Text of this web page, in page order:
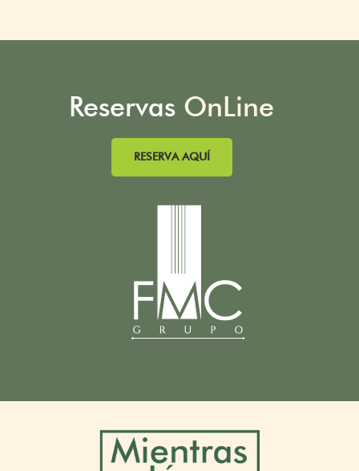
Reservas OnLine
RESERVA AQUÍ